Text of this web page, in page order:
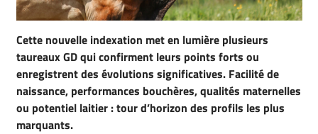
Cette nouvelle indexation met en lumière plusieurs
taureaux GD qui confirment leurs points forts ou
enregistrent des évolutions significatives. Facilité de
naissance, performances bouchères, qualités maternelles
ou potentiel laitier : tour d’horizon des profils les plus
marquants.